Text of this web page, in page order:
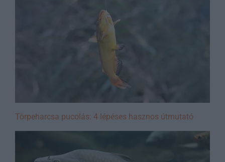
Törpeharcsa pucolás: 4 lépéses hasznos útmutató